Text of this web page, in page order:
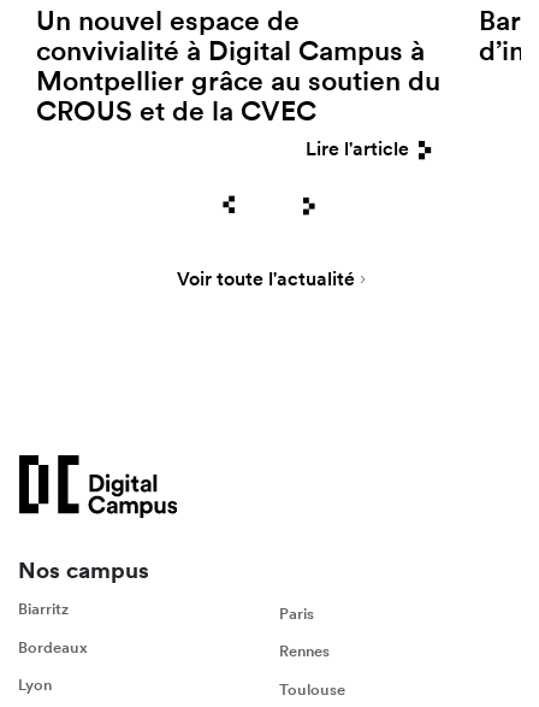
Un nouvel espace de
convivialité à Digital Campus à
Montpellier grâce au soutien du
CROUS et de la CVEC
Lire l'article
Voir toute l'actualité
Nos campus
Biarritz
Bordeaux
Lyon
Paris
Rennes
Toulouse